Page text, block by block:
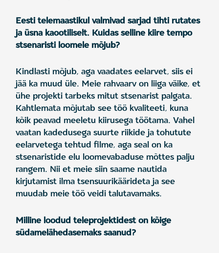
Eesti telemaastikul valmivad sarjad tihti rutates
ja üsna kaootiliselt. Kuidas selline kiire tempo
stsenaristi loomele mõjub?
Kindlasti mõjub, aga vaadates eelarvet, siis ei
jää ka muud üle. Meie rahvaarv on liiga väike, et
ühe projekti tarbeks mitut stsenarist palgata.
Kahtlemata mõjutab see töö kvaliteeti, kuna
kõik peavad meeletu kiirusega töötama. Vahel
vaatan kadedusega suurte riikide ja tohutute
eelarvetega tehtud filme, aga seal on ka
stsenaristide elu loomevabaduse mõttes palju
rangem. Nii et meie siin saame nautida
kirjutamist ilma tsensuurikäärideta ja see
muudab meie töö veidi talutavamaks.
Milline loodud teleprojektidest on kõige
südamelähedasemaks saanud?